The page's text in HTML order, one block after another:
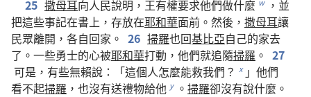
25 撒母耳向人民說明 ， 王有權要求他們做什麼 w ， 並
把這些事記在書上 ， 存放在耶和華面前 。 然後 ， 撒母耳讓
民眾離開 ， 各自回家 。 26 掃羅也回基比亞自己的家去
了 。 一些勇士的心被耶和華打動 ， 他們就追隨掃羅 。 27
可是 ， 有些無賴說 ：「這個人怎麼能救我們 ？ x 」 他們
看不起掃羅 ， 也沒有送禮物給他 y 。 掃羅卻沒有說什麼 。